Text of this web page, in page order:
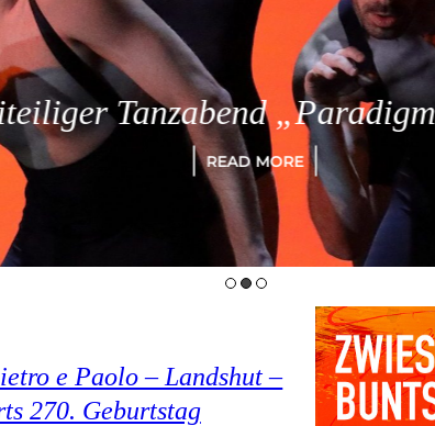
Tanzabend
READ MORE
e Paolo – Landshut –
270. Geburtstag